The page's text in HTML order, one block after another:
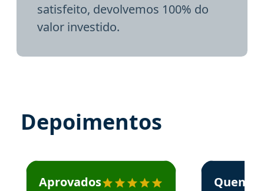
satisfeito, devolvemos 100% do
valor investido.
Depoimentos
Estudante José recomenda o Aprova Concursos em
Aprovados
Estudante
Quem